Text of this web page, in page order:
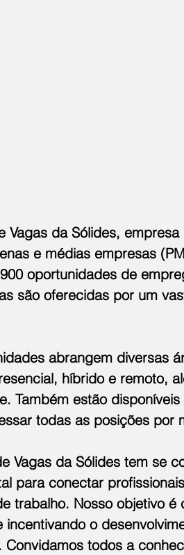
Vagas da Sólides,
e médias empresas
oportunidades de
são oferecidas por um
abrangem diversas
híbrido e remoto,
Também estão
todas as posições por
Vagas da Sólides tem se
para conectar
trabalho. Nosso objetivo
incentivando o
Convidamos todos a